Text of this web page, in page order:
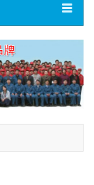
Toggle
󰀥